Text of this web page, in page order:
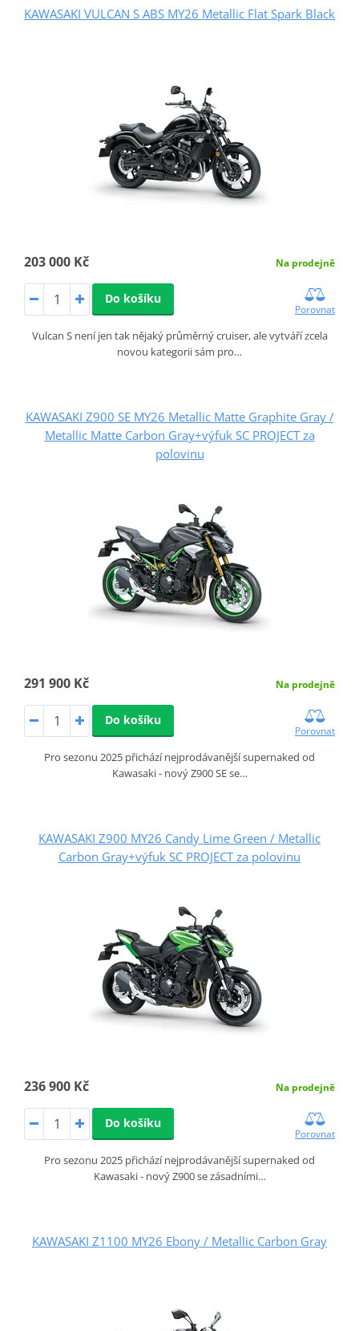
KAWASAKI VULCAN S ABS MY26 Metallic Flat Spark Black
203 000 Kč Na prodejně
Do košíku
Porovnat
Vulcan S není jen tak nějaký průměrný cruiser, ale vytváří zcela
novou kategorii sám pro…
KAWASAKI Z900 SE MY26 Metallic Matte Graphite Gray /
Metallic Matte Carbon Gray+výfuk SC PROJECT za
polovinu
291 900 Kč Na prodejně
Do košíku
Porovnat
Pro sezonu 2025 přichází nejprodávanější supernaked od
Kawasaki - nový Z900 SE se…
KAWASAKI Z900 MY26 Candy Lime Green / Metallic
Carbon Gray+výfuk SC PROJECT za polovinu
236 900 Kč Na prodejně
Do košíku
Porovnat
Pro sezonu 2025 přichází nejprodávanější supernaked od
Kawasaki - nový Z900 se zásadními…
KAWASAKI Z1100 MY26 Ebony / Metallic Carbon Gray